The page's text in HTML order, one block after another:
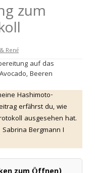
zum
René
Hashimoto-
erfährst du, wie
ausgesehen hat.
Bergmann I